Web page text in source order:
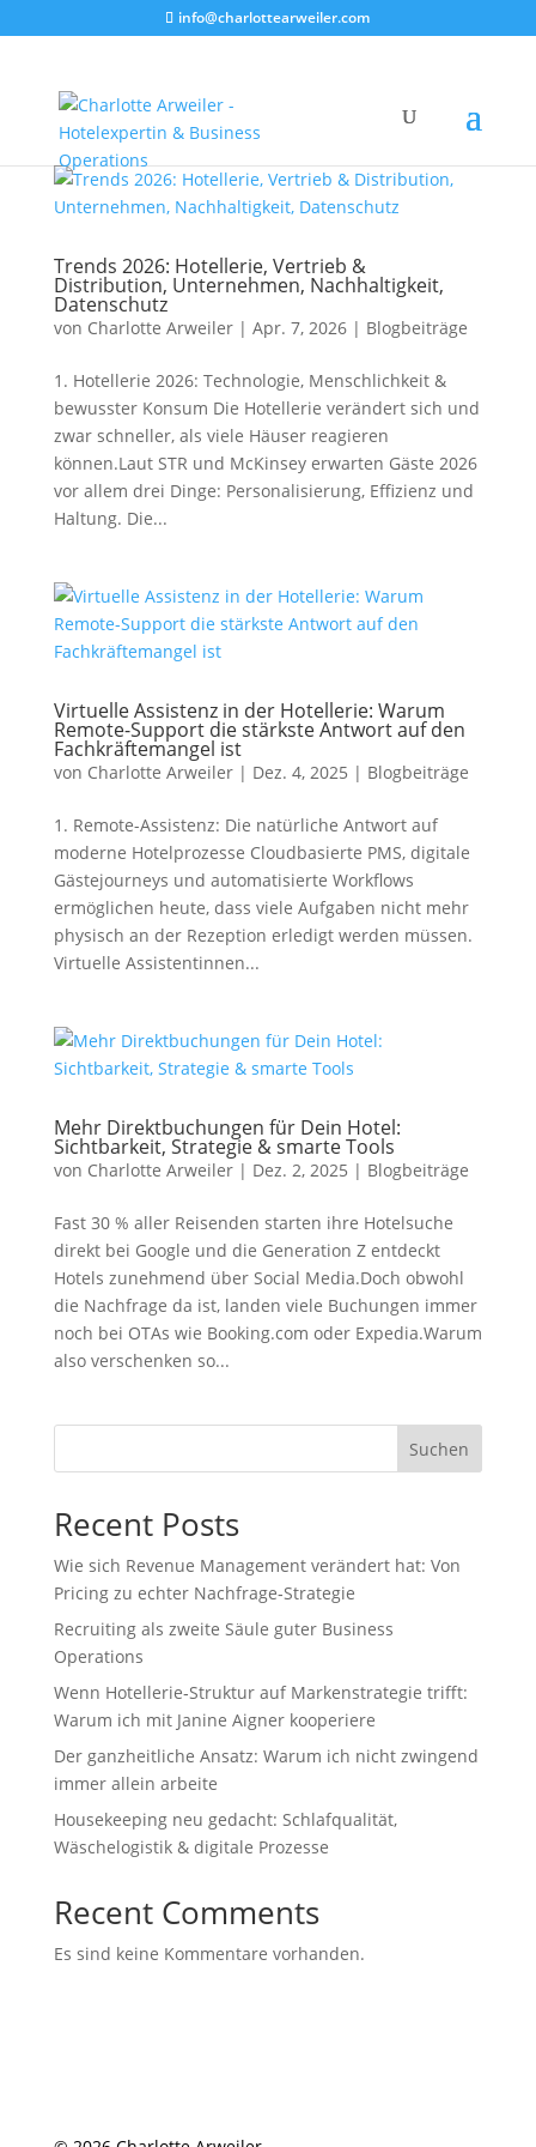
info@charlottearweiler.com
Trends 2026: Hotellerie, Vertrieb &
Distribution, Unternehmen, Nachhaltigkeit,
Datenschutz
von Charlotte Arweiler| Apr. 7, 2026| Blogbeiträge
1. Hotellerie 2026: Technologie, Menschlichkeit &
bewusster Konsum Die Hotellerie verändert sich und
zwar schneller, als viele Häuser reagieren
können.Laut STR und McKinsey erwarten Gäste 2026
vor allem drei Dinge: Personalisierung, Effizienz und
Haltung. Die...
Virtuelle Assistenz in der Hotellerie: Warum
Remote-Support die stärkste Antwort auf den
Fachkräftemangel ist
von Charlotte Arweiler| Dez. 4, 2025 | Blogbeiträge
1. Remote-Assistenz: Die natürliche Antwort auf
moderne Hotelprozesse Cloudbasierte PMS, digitale
Gästejourneys und automatisierte Workflows
ermöglichen heute, dass viele Aufgaben nicht mehr
physisch an der Rezeption erledigt werden müssen.
Virtuelle Assistentinnen...
Mehr Direktbuchungen für Dein Hotel:
Sichtbarkeit, Strategie & smarte Tools
von Charlotte Arweiler| Dez. 2, 2025 | Blogbeiträge
Fast 30 % aller Reisenden starten ihre Hotelsuche
direkt bei Google und die Generation Z entdeckt
Hotels zunehmend über Social Media.Doch obwohl
die Nachfrage da ist, landen viele Buchungen immer
noch bei OTAs wie Booking.com oder Expedia.Warum
also verschenken so...
Suchen
Recent Posts
Wie sich Revenue Management verändert hat: Von
Pricing zu echter Nachfrage‑Strategie
Recruiting als zweite Säule guter Business
Operations
Wenn Hotellerie‑Struktur auf Markenstrategie trifft:
Warum ich mit Janine Aigner kooperiere
Der ganzheitliche Ansatz: Warum ich nicht zwingend
immer allein arbeite
Housekeeping neu gedacht: Schlafqualität,
Wäschelogistik & digitale Prozesse
Recent Comments
Es sind keine Kommentare vorhanden.